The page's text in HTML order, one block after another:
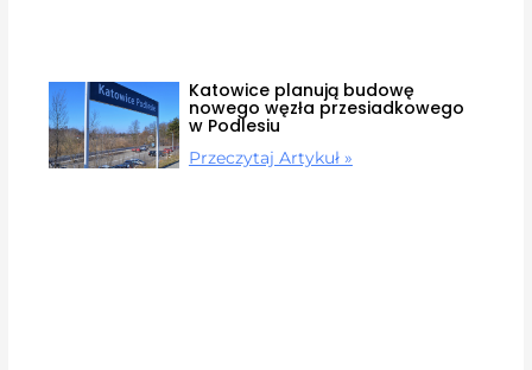
Katowice planują budowę
nowego węzła przesiadkowego
w Podlesiu
Przeczytaj Artykuł »